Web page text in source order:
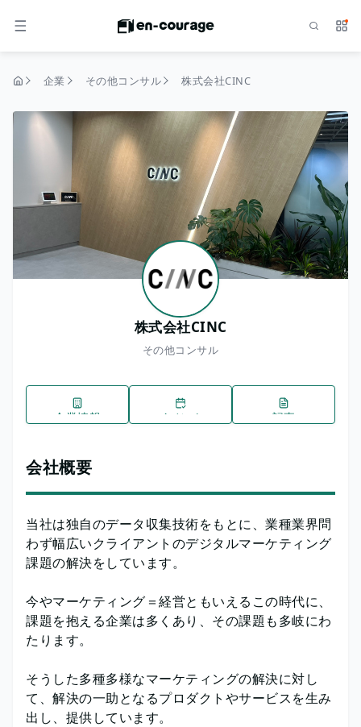
メニュー サ
企業 その他コンサル 株式会社CINC
株式会社CINC
その他コンサル
企業情報 イベント 記事
会社概要
当社は独自のデータ収集技術をもとに、業種業界問
わず幅広いクライアントのデジタルマーケティング
課題の解決をしています。
今やマーケティング＝経営ともいえるこの時代に、
課題を抱える企業は多くあり、その課題も多岐にわ
たります。
そうした多種多様なマーケティングの解決に対し
て、解決の一助となるプロダクトやサービスを生み
出し、提供しています。